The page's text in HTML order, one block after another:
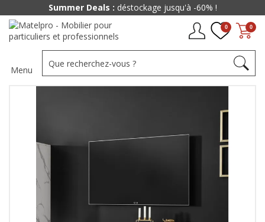
0
0
Menu
Summer Deals : déstockage jusqu'à -60% !